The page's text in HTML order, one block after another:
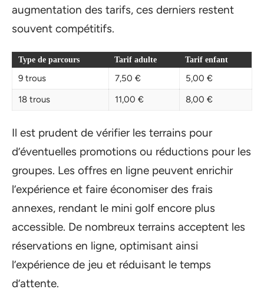
augmentation des tarifs, ces derniers restent
souvent compétitifs.
Type de parcours Tarif adulte Tarif enfant
9 trous 7,50 €
5,00 €
18 trous
11,00 € 8,00 €
Il est prudent de vérifier les terrains pour
d’éventuelles promotions ou réductions pour les
groupes. Les offres en ligne peuvent enrichir
l’expérience et faire économiser des frais
annexes, rendant le mini golf encore plus
accessible. De nombreux terrains acceptent les
réservations en ligne, optimisant ainsi
l’expérience de jeu et réduisant le temps
d’attente.